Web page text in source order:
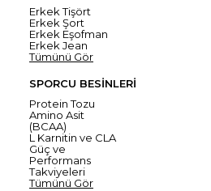
Erkek Tişört
Erkek Şort
Erkek Eşofman
Erkek Jean
Tümünü Gör
SPORCU BESİNLERİ
Protein Tozu
Amino Asit
(BCAA)
L Karnitin ve CLA
Güç ve
Performans
Takviyeleri
Tümünü Gör